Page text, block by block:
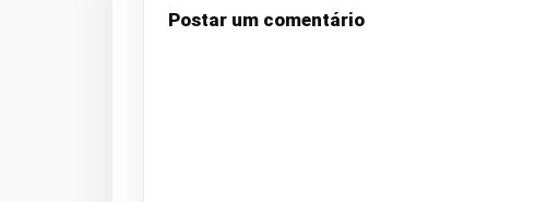
Postar um comentário